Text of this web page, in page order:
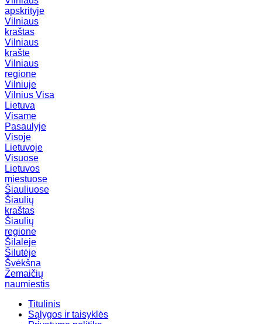
apskrityje
Vilniaus
kraštas
Vilniaus
krašte
Vilniaus
regione
Vilniuje
Vilnius Visa
Lietuva
Visame
Pasaulyje
Visoje
Lietuvoje
Visuose
Lietuvos
miestuose
Šiauliuose
Šiaulių
kraštas
Šiaulių
regione
Šilalėje
Šilutėje
Švėkšna
Žemaičių
naumiestis
Titulinis
Sąlygos ir taisyklės